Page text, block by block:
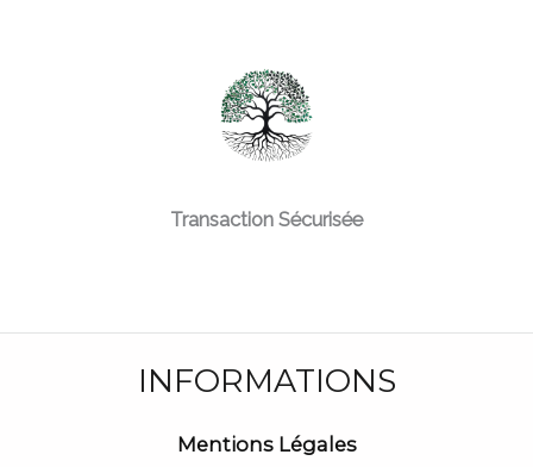
Transaction Sécurisée
INFORMATIONS
Mentions Légales